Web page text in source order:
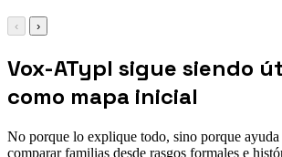
‹ ›
Vox-ATypI sigue siendo
como mapa inicial
No porque lo explique todo, sino porque ayuda
comparar familias desde rasgos formales e